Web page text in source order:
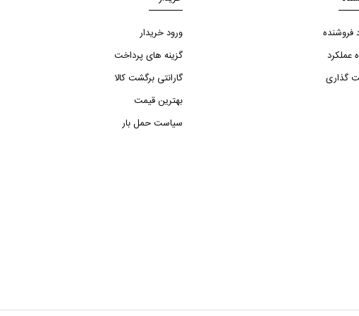
فروشنده
عملکرد
گذاری
ورود خریدار
گزینه های پرداخت
گارانتی برگشت کالا
بهترین قیمت
سیاست حمل بار